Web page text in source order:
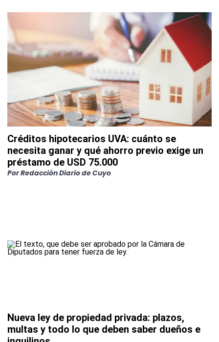
Créditos hipotecarios UVA: cuánto se
necesita ganar y qué ahorro previo exige un
préstamo de USD 75.000
PorRedacción Diario de Cuyo
Nueva ley de propiedad privada: plazos,
multas y todo lo que deben saber dueños e